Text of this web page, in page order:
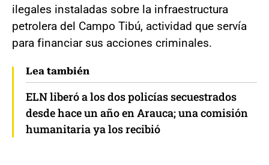
ilegales instaladas sobre la infraestructura
petrolera del Campo Tibú, actividad que servía
para financiar sus acciones criminales.
Lea también
ELN liberó a los dos policías secuestrados
desde hace un año en Arauca; una comisión
humanitaria ya los recibió